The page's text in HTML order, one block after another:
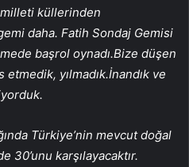
milleti küllerinden
daha. Fatih Sondaj Gemisi
başrol oynadı.Bize düşen
etmedik, yılmadık.İnandık ve
Türkiye’nin mevcut doğal
30’unu karşılayacaktır.